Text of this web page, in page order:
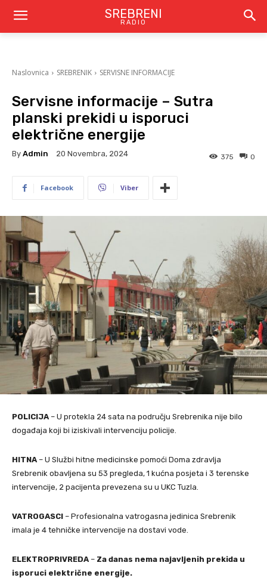
SREBRENI
RADIO
Naslovnica SREBRENIK SERVISNE INFORMACIJE
Servisne informacije – Sutra
planski prekidi u isporuci
električne energije
By Admin 20 Novembra, 2024 0
375
Facebook Viber
POLICIJA – U protekla 24 sata na području Srebrenika nije bilo
događaja koji bi iziskivali intervenciju policije.
HITNA – U Službi hitne medicinske pomoći Doma zdravlja
Srebrenik obavljena su 53 pregleda, 1 kućna posjeta i 3 terenske
intervencije, 2 pacijenta prevezena su u UKC Tuzla.
VATROGASCI – Profesionalna vatrogasna jedinica Srebrenik
imala je 4 tehničke intervencije na dostavi vode.
ELEKTROPRIVREDA – Za danas nema najavljenih prekida u
isporuci električne energije.